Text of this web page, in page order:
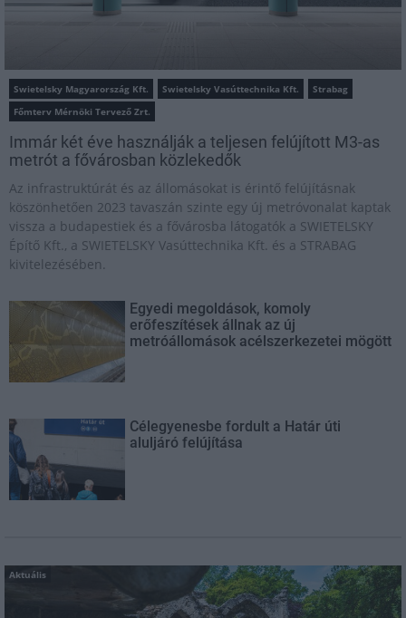
Swietelsky Magyarország Kft. Swietelsky Vasúttechnika Kft.
Strabag
Főmterv Mérnöki Tervező Zrt.
Immár két éve használják a teljesen felújított M3-as
metrót a fővárosban közlekedők
Az infrastruktúrát és az állomásokat is érintő felújításnak
köszönhetően 2023 tavaszán szinte egy új metróvonalat kaptak
vissza a budapestiek és a fővárosba látogatók a SWIETELSKY
Építő Kft., a SWIETELSKY Vasúttechnika Kft. és a STRABAG
kivitelezésében.
Egyedi megoldások, komoly
erőfeszítések állnak az új
metróállomások acélszerkezetei mögött
Célegyenesbe fordult a Határ úti
aluljáró felújítása
Aktuális